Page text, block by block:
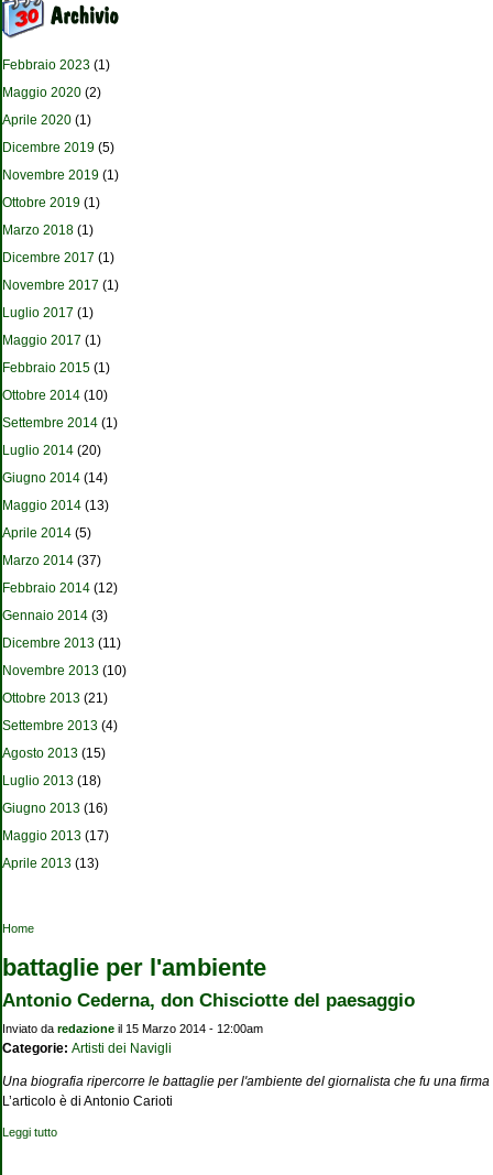
Febbraio 2023 (1)
Maggio 2020 (2)
Aprile 2020 (1)
Dicembre 2019 (5)
Novembre 2019 (1)
Ottobre 2019 (1)
Marzo 2018 (1)
Dicembre 2017 (1)
Novembre 2017 (1)
Luglio 2017 (1)
Maggio 2017 (1)
Febbraio 2015 (1)
Ottobre 2014 (10)
Settembre 2014 (1)
Luglio 2014 (20)
Giugno 2014 (14)
Maggio 2014 (13)
Aprile 2014 (5)
Marzo 2014 (37)
Febbraio 2014 (12)
Gennaio 2014 (3)
Dicembre 2013 (11)
Novembre 2013 (10)
Ottobre 2013 (21)
Settembre 2013 (4)
Agosto 2013 (15)
Luglio 2013 (18)
Giugno 2013 (16)
Maggio 2013 (17)
Aprile 2013 (13)
Tu sei qui
Home
battaglie per l'ambiente
Antonio Cederna, don Chisciotte del paesaggio
Inviato da redazione il 15 Marzo 2014 - 12:00am
Categorie: Artisti dei Navigli
Una biografia ripercorre le battaglie per l'ambiente del giornalista che fu una
L’articolo è di Antonio Carioti
Leggi tutto